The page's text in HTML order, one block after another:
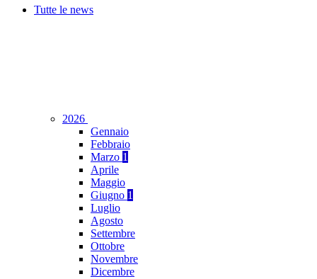
Tutte le news
2026
Gennaio
Febbraio
Marzo 1
Aprile
Maggio
Giugno 1
Luglio
Agosto
Settembre
Ottobre
Novembre
Dicembre